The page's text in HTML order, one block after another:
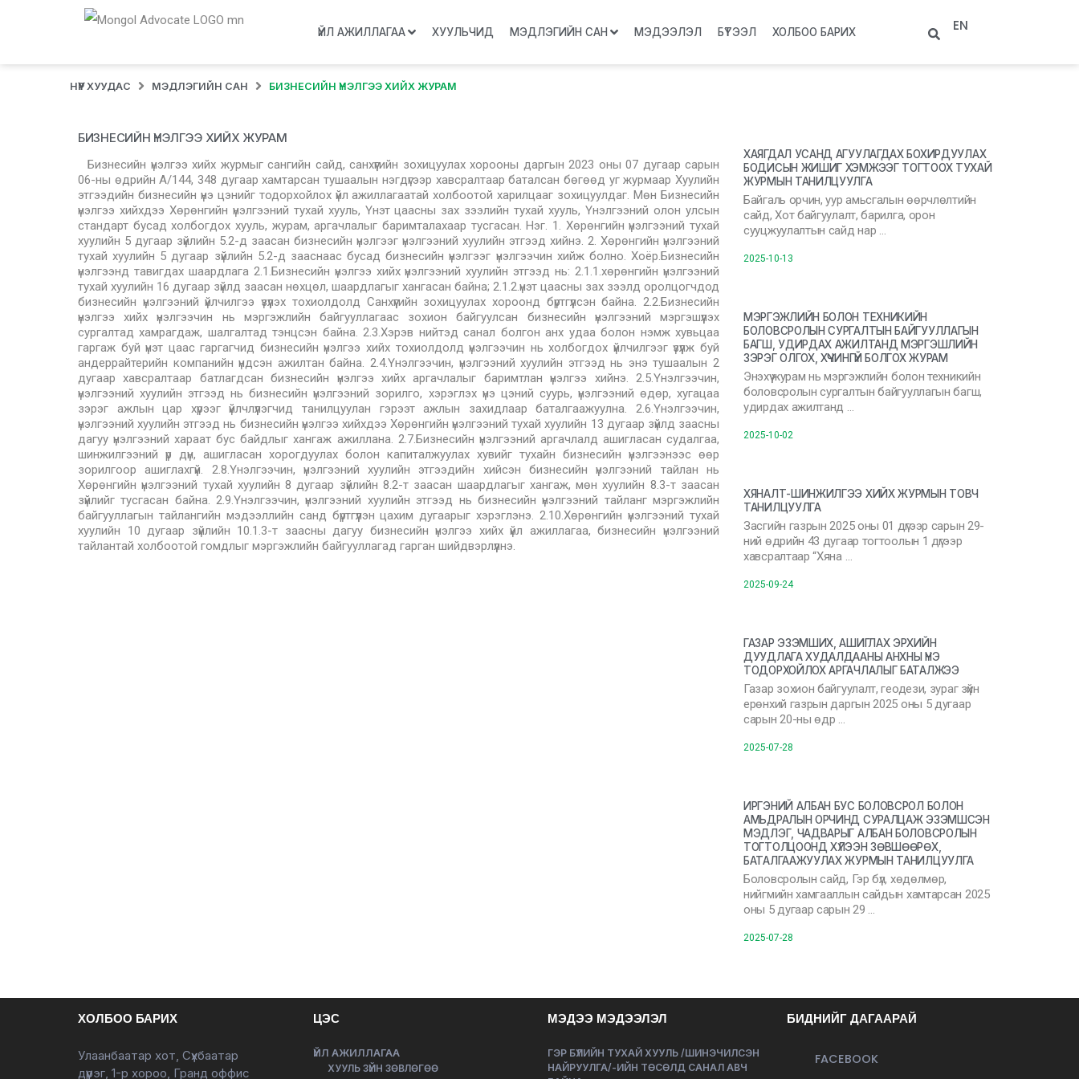
ҮЙЛ АЖИЛЛАГАА ХУУЛЬЧИД МЭДЛЭГИЙН САН МЭДЭЭЛЭЛ БҮТЭЭЛ ХОЛБОО БАРИХ EN
НҮҮР ХУУДАС МЭДЛЭГИЙН САН БИЗНЕСИЙН ҮНЭЛГЭЭ ХИЙХ ЖУРАМ
БИЗНЕСИЙН ҮНЭЛГЭЭ ХИЙХ ЖУРАМ
Бизнесийн үнэлгээ хийх журмыг сангийн сайд, санхүүгийн зохицуулах хорооны даргын 2023 оны 07 дугаар сарын
06-ны өдрийн А/144, 348 дугаар хамтарсан тушаалын нэгдүгээр хавсралтаар баталсан бөгөөд уг журмаар Хуулийн
этгээдийн бизнесийн үнэ цэнийг тодорхойлох үйл ажиллагаатай холбоотой харилцааг зохицуулдаг. Мөн Бизнесийн
үнэлгээ хийхдээ Хөрөнгийн үнэлгээний тухай хууль, Үнэт цаасны зах зээлийн тухай хууль, Үнэлгээний олон улсын
стандарт бусад холбогдох хууль, журам, аргачлалыг баримталахаар тусгасан. Нэг. 1. Хөрөнгийн үнэлгээний тухай
хуулийн 5 дугаар зүйлийн 5.2-д заасан бизнесийн үнэлгээг үнэлгээний хуулийн этгээд хийнэ. 2. Хөрөнгийн үнэлгээний
тухай хуулийн 5 дугаар зүйлийн 5.2-д зааснаас бусад бизнесийн үнэлгээг үнэлгээчин хийж болно. Хоёр.Бизнесийн
үнэлгээнд тавигдах шаардлага 2.1.Бизнесийн үнэлгээ хийх үнэлгээний хуулийн этгээд нь: 2.1.1.хөрөнгийн үнэлгээний
тухай хуулийн 16 дугаар зүйлд заасан нөхцөл, шаардлагыг хангасан байна; 2.1.2.үнэт цаасны зах зээлд оролцогчдод
бизнесийн үнэлгээний үйлчилгээ үзүүлэх тохиолдолд Санхүүгийн зохицуулах хороонд бүртгүүлсэн байна. 2.2.Бизнесийн
үнэлгээ хийх үнэлгээчин нь мэргэжлийн байгууллагаас зохион байгуулсан бизнесийн үнэлгээний мэргэшүүлэх
сургалтад хамрагдаж, шалгалтад тэнцсэн байна. 2.3.Хэрэв нийтэд санал болгон анх удаа болон нэмж хувьцаа
гаргаж буй үнэт цаас гаргагчид бизнесийн үнэлгээ хийх тохиолдолд үнэлгээчин нь холбогдох үйлчилгээг үзүүлж буй
андеррайтерийн компанийн үндсэн ажилтан байна. 2.4.Үнэлгээчин, үнэлгээний хуулийн этгээд нь энэ тушаалын 2
дугаар хавсралтаар батлагдсан бизнесийн үнэлгээ хийх аргачлалыг баримтлан үнэлгээ хийнэ. 2.5.Үнэлгээчин,
үнэлгээний хуулийн этгээд нь бизнесийн үнэлгээний зорилго, хэрэглэх үнэ цэний суурь, үнэлгээний өдөр, хугацаа
зэрэг ажлын цар хүрээг үйлчлүүлэгчид танилцуулан гэрээт ажлын захидлаар баталгаажуулна. 2.6.Үнэлгээчин,
үнэлгээний хуулийн этгээд нь бизнесийн үнэлгээ хийхдээ Хөрөнгийн үнэлгээний тухай хуулийн 13 дугаар зүйлд заасны
дагуу үнэлгээний хараат бус байдлыг хангаж ажиллана. 2.7.Бизнесийн үнэлгээний аргачлалд ашигласан судалгаа,
шинжилгээний үр дүн, ашигласан хорогдуулах болон капиталжуулах хувийг тухайн бизнесийн үнэлгээнээс өөр
зорилгоор ашиглахгүй. 2.8.Үнэлгээчин, үнэлгээний хуулийн этгээдийн хийсэн бизнесийн үнэлгээний тайлан нь
Хөрөнгийн үнэлгээний тухай хуулийн 8 дугаар зүйлийн 8.2-т заасан шаардлагыг хангаж, мөн хуулийн 8.3-т заасан
зүйлийг тусгасан байна. 2.9.Үнэлгээчин, үнэлгээний хуулийн этгээд нь бизнесийн үнэлгээний тайланг мэргэжлийн
байгууллагын тайлангийн мэдээллийн санд бүртгүүлэн цахим дугаарыг хэрэглэнэ. 2.10.Хөрөнгийн үнэлгээний тухай
хуулийн 10 дугаар зүйлийн 10.1.3-т заасны дагуу бизнесийн үнэлгээ хийх үйл ажиллагаа, бизнесийн үнэлгээний
тайлантай холбоотой гомдлыг мэргэжлийн байгууллагад гарган шийдвэрлүүлнэ.
ХАЯГДАЛ УСАНД АГУУЛАГДАХ БОХИРДУУЛАХ
БОДИСЫН ЖИШИГ ХЭМЖЭЭГ ТОГТООХ ТУХАЙ
ЖУРМЫН ТАНИЛЦУУЛГА
Байгаль орчин, уур амьсгалын өөрчлөлтийн
сайд, Хот байгуулалт, барилга, орон
сууцжуулалтын сайд нар …
2025-10-13
МЭРГЭЖЛИЙН БОЛОН ТЕХНИКИЙН
БОЛОВСРОЛЫН СУРГАЛТЫН БАЙГУУЛЛАГЫН
БАГШ, УДИРДАХ АЖИЛТАНД МЭРГЭШЛИЙН
ЗЭРЭГ ОЛГОХ, ХҮЧИНГҮЙ БОЛГОХ ЖУРАМ
Энэхүү журам нь мэргэжлийн болон техникийн
боловсролын сургалтын байгууллагын багш,
удирдах ажилтанд …
2025-10-02
ХЯНАЛТ-ШИНЖИЛГЭЭ ХИЙХ ЖУРМЫН ТОВЧ
ТАНИЛЦУУЛГА
Засгийн газрын 2025 оны 01 дүгээр сарын 29-
ний өдрийн 43 дугаар тогтоолын 1 дүгээр
хавсралтаар “Хяна …
2025-09-24
ГАЗАР ЭЗЭМШИХ, АШИГЛАХ ЭРХИЙН
ДУУДЛАГА ХУДАЛДААНЫ АНХНЫ ҮНЭ
ТОДОРХОЙЛОХ АРГАЧЛАЛЫГ БАТАЛЖЭЭ
Газар зохион байгуулалт, геодези, зураг зүйн
ерөнхий газрын даргын 2025 оны 5 дугаар
сарын 20-ны өдр …
2025-07-28
ИРГЭНИЙ АЛБАН БУС БОЛОВСРОЛ БОЛОН
АМЬДРАЛЫН ОРЧИНД СУРАЛЦАЖ ЭЗЭМШСЭН
МЭДЛЭГ, ЧАДВАРЫГ АЛБАН БОЛОВСРОЛЫН
ТОГТОЛЦООНД ХҮЛЭЭН ЗӨВШӨӨРӨХ,
БАТАЛГААЖУУЛАХ ЖУРМЫН ТАНИЛЦУУЛГА
Боловсролын сайд, Гэр бүл, хөдөлмөр,
нийгмийн хамгааллын сайдын хамтарсан 2025
оны 5 дугаар сарын 29 …
2025-07-28
ХОЛБОО БАРИХ
Улаанбаатар хот, Сүхбаатар
дүүрэг, 1-р хороо, Гранд оффис
ЦЭС
ҮЙЛ АЖИЛЛАГАА
ХУУЛЬ ЗҮЙН ЗӨВЛӨГӨӨ
МЭДЭЭ МЭДЭЭЛЭЛ
ГЭР БҮЛИЙН ТУХАЙ ХУУЛЬ /ШИНЭЧИЛСЭН
НАЙРУУЛГА/-ИЙН ТӨСӨЛД САНАЛ АВЧ
БИДНИЙГ ДАГААРАЙ
FACEBOOK